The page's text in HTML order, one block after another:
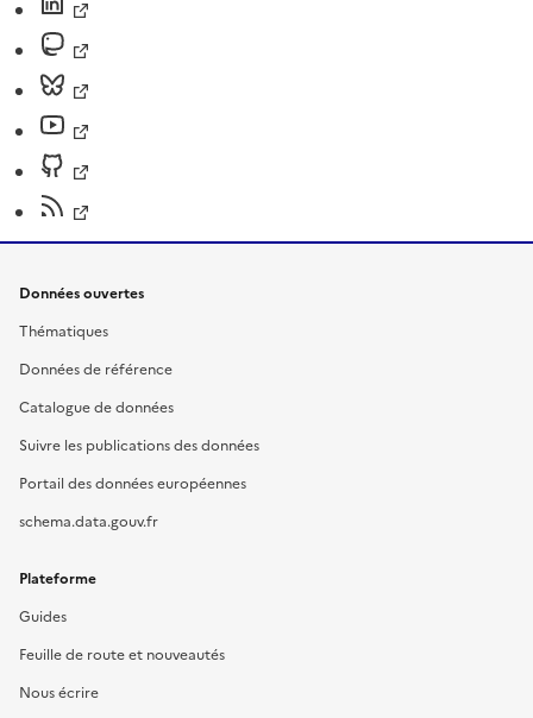
Données ouvertes
Thématiques
Données de référence
Catalogue de données
Suivre les publications des données
Portail des données européennes
schema.data.gouv.fr
Plateforme
Guides
Feuille de route et nouveautés
Nous écrire